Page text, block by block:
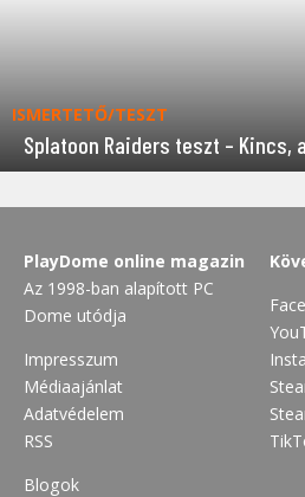
ISMERTETŐ/TESZT
Splatoon Raiders teszt – Kincs,
PlayDome online magazin
Az 1998-ban alapított PC
Dome utódja
Impresszum
Médiaajánlat
Adatvédelem
RSS
Blogok